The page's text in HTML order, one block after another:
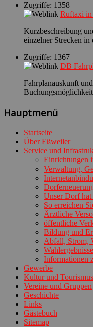
Zugriffe: 1358
Ruftaxi in
Kurzbeschreibung
einzelner Strecken
Zugriffe: 1367
DB
Fahrplanauskunft
Hauptmenü
Startseite
Über Eßweiler
Service und
Einrichtungen
Verwaltung,
Unser Dorf
So erreichen
Ärztliche
öffentliche
Bildung und
Abfall, Strom,
Informationen
Gewerbe
Kultur und Tourismus
Vereine und Gruppen
Geschichte
Links
Gästebuch
Sitemap